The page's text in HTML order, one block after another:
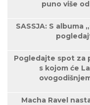
puno više
SASSJA: S albuma
Pogledajte spot za
s kojom će
Macha Ravel